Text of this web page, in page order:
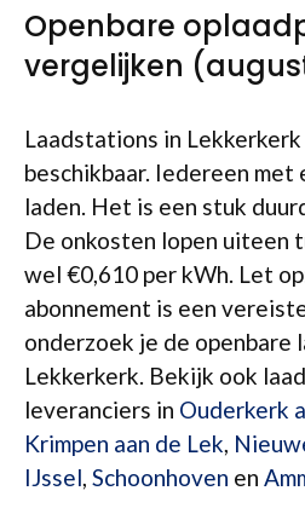
Openbare
vergelijken
Laadstations in
beschikbaar. Iedereen met
laden. Het is een stuk
De onkosten lopen uiteen
wel €0,610 per kWh. Let
abonnement is een
onderzoek je de openbare
Lekkerkerk. Bekijk ook
leveranciers in Ouderkerk
Krimpen aan de Lek,
IJssel, Schoonhoven en